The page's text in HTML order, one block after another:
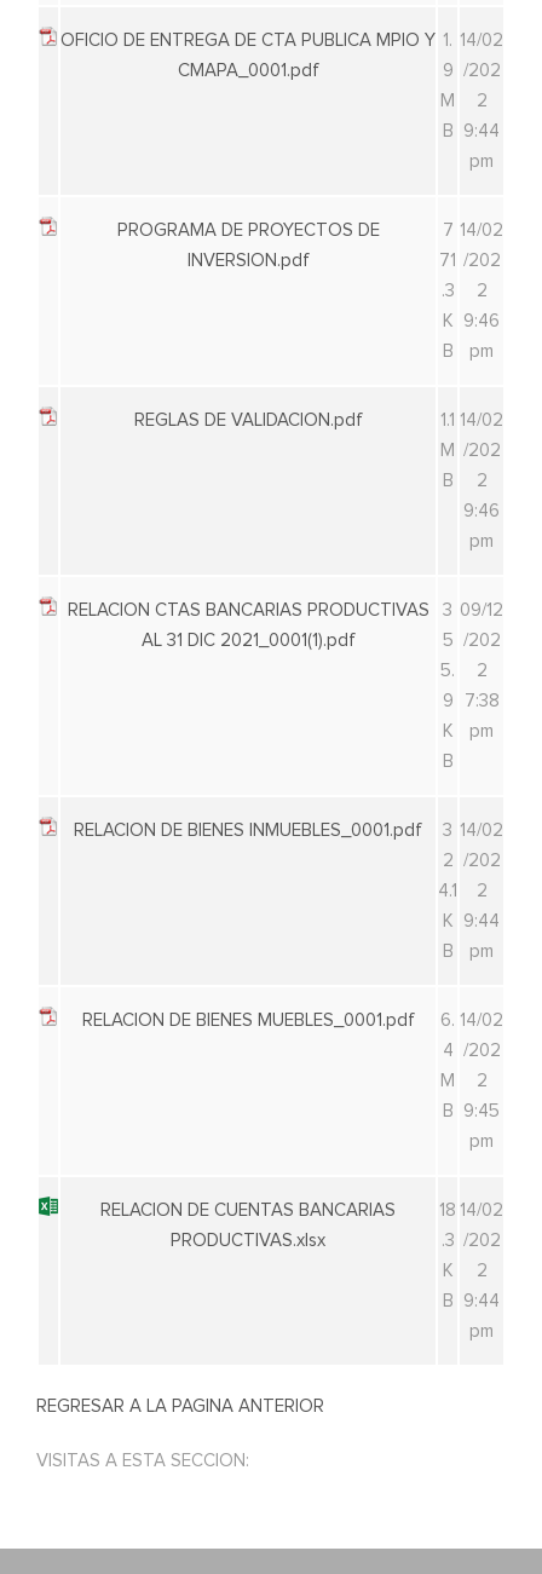
OFICIO DE ENTREGA DE CTA PUBLICA MPIO Y
CMAPA_0001.pdf
1.
9
M
B
14/02
/202
2
9:44
pm
PROGRAMA DE PROYECTOS DE
INVERSION.pdf
7
71
.3
K
B
14/02
/202
2
9:46
pm
REGLAS DE VALIDACION.pdf
1.1
M
B
14/02
/202
2
9:46
pm
RELACION CTAS BANCARIAS PRODUCTIVAS
AL 31 DIC 2021_0001(1).pdf
3
5
5.
9
K
B
09/12
/202
2
7:38
pm
RELACION DE BIENES INMUEBLES_0001.pdf
3
2
4.1
K
B
14/02
/202
2
9:44
pm
RELACION DE BIENES MUEBLES_0001.pdf
6.
4
M
B
14/02
/202
2
9:45
pm
RELACION DE CUENTAS BANCARIAS
PRODUCTIVAS.xlsx
18
.3
K
B
14/02
/202
2
9:44
pm
REGRESAR A LA PAGINA ANTERIOR
VISITAS A ESTA SECCION: